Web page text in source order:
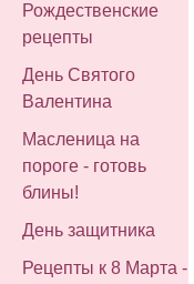
Рождественские
рецепты
День Святого
Валентина
Масленица на
пороге - готовь
блины!
День защитника
Рецепты к 8 Марта -